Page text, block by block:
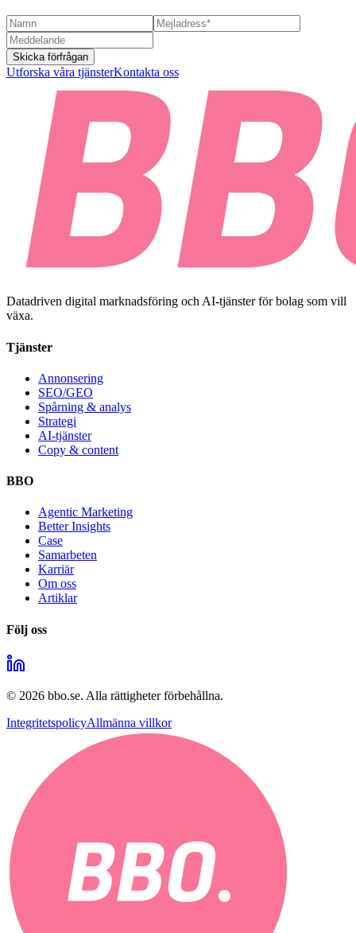
Skicka förfrågan
Utforska våra tjänsterKontakta oss
Datadriven digital marknadsföring och AI-tjänster för bolag som vill
växa.
Tjänster
Annonsering
SEO/GEO
Spårning & analys
Strategi
AI-tjänster
Copy & content
BBO
Agentic Marketing
Better Insights
Case
Samarbeten
Karriär
Om oss
Artiklar
Följ oss
© 2026 bbo.se. Alla rättigheter förbehållna.
IntegritetspolicyAllmänna villkor